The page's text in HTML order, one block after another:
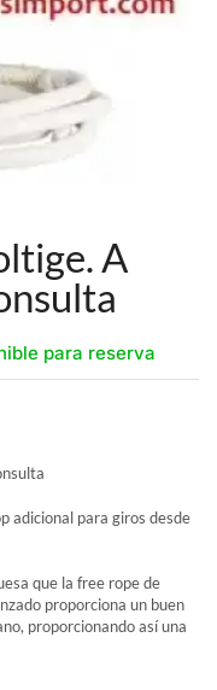
A
para reserva
adicional para giros desde
que la free rope de
proporciona un buen
proporcionando así una